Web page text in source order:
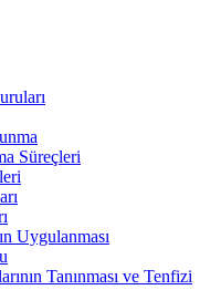
Süreçleri
Uygulanması
Tanınması ve Tenfizi